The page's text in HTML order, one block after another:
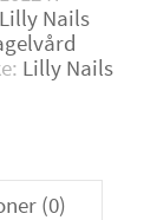
Lilly Nails
Lilly Nails
(0)